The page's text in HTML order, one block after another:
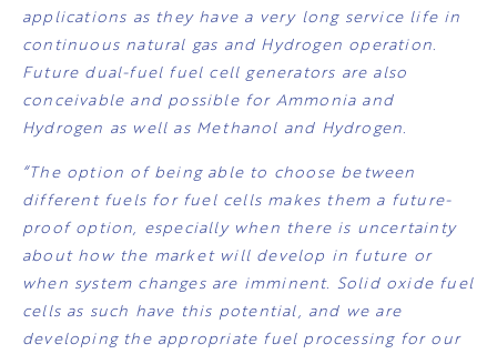
applications as they have a very long service life in
continuous natural gas and Hydrogen operation.
Future dual-fuel fuel cell generators are also
conceivable and possible for Ammonia and
Hydrogen as well as Methanol and Hydrogen.
“The option of being able to choose between
different fuels for fuel cells makes them a future-
proof option, especially when there is uncertainty
about how the market will develop in future or
when system changes are imminent. Solid oxide fuel
cells as such have this potential, and we are
developing the appropriate fuel processing for our